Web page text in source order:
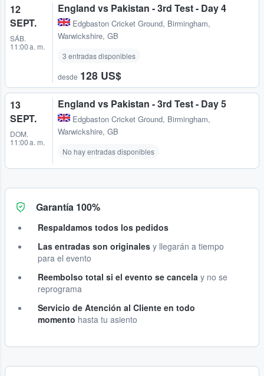
12
SEPT.
SÁB.
11:00 a. m.
England vs Pakistan - 3rd Test - Day 4
Edgbaston Cricket Ground, Birmingham,
Warwickshire, GB
3 entradas disponibles
desde 128 US$
13
SEPT.
DOM.
11:00 a. m.
England vs Pakistan - 3rd Test - Day 5
Edgbaston Cricket Ground, Birmingham,
Warwickshire, GB
No hay entradas disponibles
Garantía 100%
Respaldamos todos los pedidos
Las entradas son originales y llegarán a tiempo
para el evento
Reembolso total si el evento se cancela y no se
reprograma
Servicio de Atención al Cliente en todo
momento hasta tu asiento